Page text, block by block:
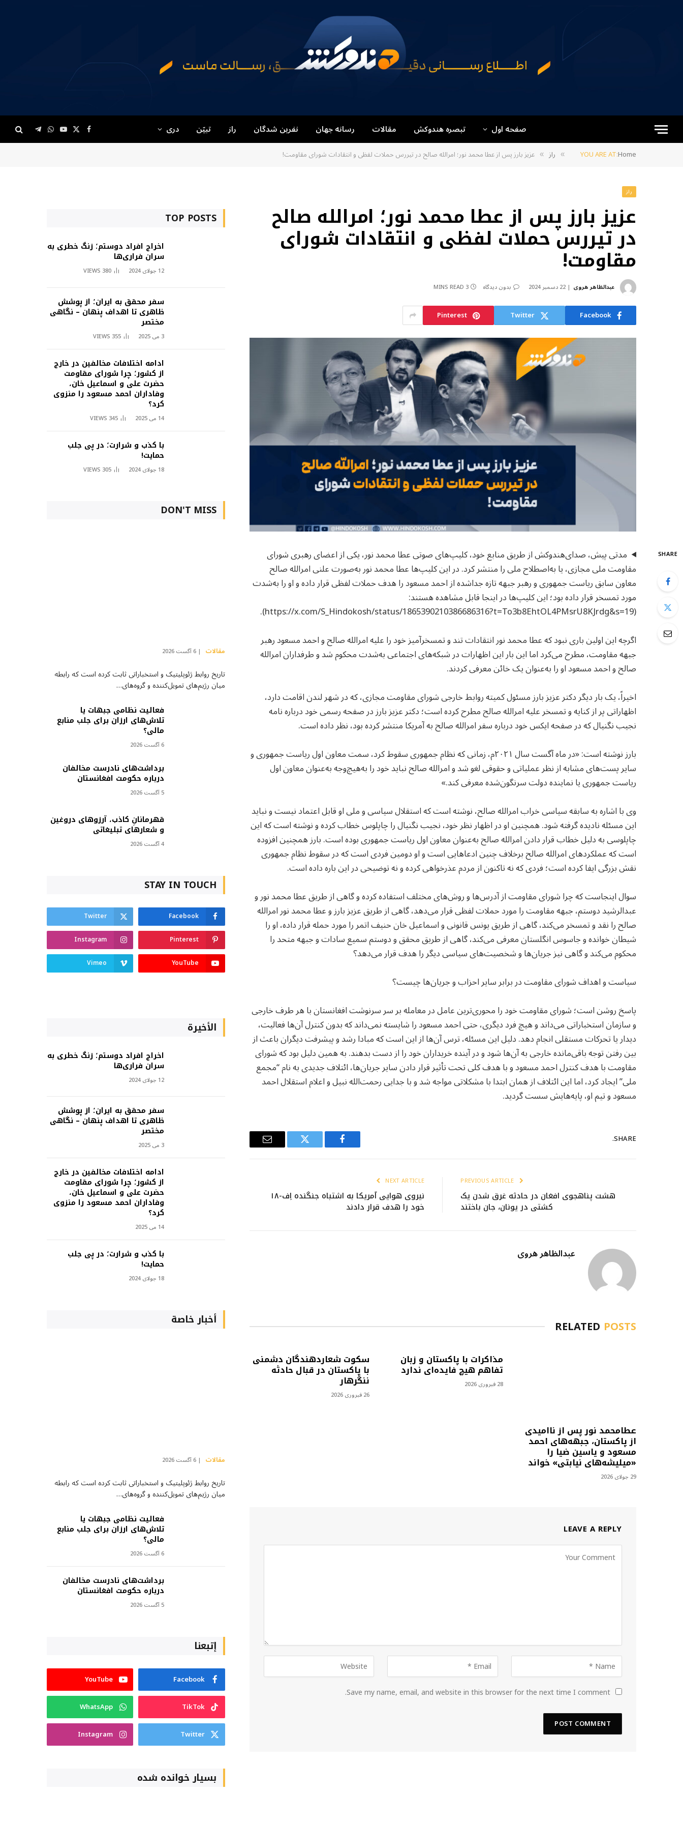
صفحه اول تبصره هندوکش مقالات رسانه جهان نفرین شدگان راز تبیّن دری Facebook
X
(Twitter)
YouTube
WhatsApp
Telegram
YOU ARE AT:Home
» راز » عزیز بارز پس از عطا محمد نور؛ امرالله صالح در تیررس حملات لفظی و انتقادات شورای مقاومت!
راز
عزیز بارز پس از عطا محمد نور؛ امرالله صالح
در تیررس حملات لفظی و انتقادات شورای
مقاومت!
عبدالظاهر هروی 22 دسمبر 2024 بدون دیدگاه 3 MINS READ
Facebook
Twitter
Pinterest
SHARE
مدتی پیش، صدای‌هندوکش از طریق منابع خود، کلیپ‌های صوتی عطا محمد نور، یکی از اعضای رهبری شورای
مقاومت ملی مجازی، یا به‌اصطلاح ملی را منتشر کرد. در این کلیپ‌ها عطا محمد نور به‌صورت علنی امرالله صالح
معاون سابق ریاست جمهوری و رهبر جبهه تازه جداشده از احمد مسعود را هدف حملات لفظی قرار داده و او را به‌شدت
مورد تمسخر قرار داده بود؛ این کلیپ‌ها در اینجا قابل مشاهده هستند:
(https://x.com/S_Hindokosh/status/1865390210386686316?t=To3b8EhtOL4PMsrU8KJrdg&s=19).
اگرچه این اولین باری نبود که عطا محمد نور انتقادات تند و تمسخرآمیز خود را علیه امرالله صالح و احمد مسعود رهبر
جبهه مقاومت، مطرح می‌کرد اما این بار این اظهارات در شبکه‌های اجتماعی به‌شدت محکوم شد و طرفداران امرالله
صالح و احمد مسعود او را به‌عنوان یک خائن معرفی کردند.
اخیراً، یک بار دیگر دکتر عزیز بارز مسئول کمیته روابط خارجی شورای مقاومت مجازی، که در شهر لندن اقامت دارد،
اظهاراتی پر از کنایه و تمسخر علیه امرالله صالح مطرح کرده است؛ دکتر عزیز بارز در صفحه رسمی خود درباره نامه
نجیب نگنیال که در صفحه ایکس خود درباره سفر امرالله صالح به آمریکا منتشر کرده بود، نظر داده است.
بارز نوشته است: «در ماه آگست سال ۲۰۲۱م، زمانی که نظام جمهوری سقوط کرد، سمت معاون اول ریاست جمهوری و
سایر پست‌های مشابه از نظر عملیاتی و حقوقی لغو شد و امرالله صالح نباید خود را به‌هیچ‌وجه به‌عنوان معاون اول
ریاست جمهوری یا نماینده دولت سرنگون‌شده معرفی کند.»
وی با اشاره به سابقه سیاسی خراب امرالله صالح، نوشته است که استقلال سیاسی و ملی او قابل اعتماد نیست و نباید
این مسئله نادیده گرفته شود. همچنین او در اظهار نظر خود، نجیب نگنیال را چاپلوس خطاب کرده و نوشته است که این
چاپلوسی به دلیل خطاب قرار دادن امرالله صالح به‌عنوان معاون اول ریاست جمهوری بوده است. بارز همچنین افزوده
است که عملکردهای امرالله صالح برخلاف چنین ادعاهایی است و او دومین فردی است که در سقوط نظام جمهوری
نقش بزرگی ایفا کرده است؛ فردی که نه تاکنون از مردم عذرخواهی کرده و نه توضیحی در این باره داده است.
سوال اینجاست که چرا شورای مقاومت از آدرس‌ها و روش‌های مختلف استفاده کرده و گاهی از طریق عطا محمد نور و
عبدالرشید دوستم، جبهه مقاومت را مورد حملات لفظی قرار می‌دهد، گاهی از طریق عزیز بارز و عطا محمد نور امرالله
صالح را نقد و تمسخر می‌کند، گاهی از طریق یونس قانونی و اسماعیل خان حنیف اتمر را مورد حمله قرار داده، او را
شیطان خوانده و جاسوس انگلستان معرفی می‌کند، گاهی از طریق محقق و دوستم سمیع سادات و جبهه متحد را
محکوم می‌کند و گاهی نیز جریان‌ها و شخصیت‌های سیاسی دیگر را هدف قرار می‌دهد؟
سیاست و اهداف شورای مقاومت در برابر سایر احزاب و جریان‌ها چیست؟
پاسخ روشن است؛ شورای مقاومت خود را محوری‌ترین عامل در معامله بر سر سرنوشت افغانستان با هر طرف خارجی
و سازمان استخباراتی می‌داند و هیچ فرد دیگری، حتی احمد مسعود را شایسته نمی‌داند که بدون کنترل آن‌ها فعالیت،
دیدار یا تحرکات مستقلی انجام دهد. دلیل این مسئله، ترس آن‌ها از این است که مبادا رشد و پیشرفت دیگران باعث از
بین رفتن توجه باقی‌مانده خارجی به آن‌ها شود و در آینده خریداران خود را از دست بدهند. به همین دلیل بود که شورای
مقاومت با هدف کنترل احمد مسعود و با هدف کلی تحت تأثیر قرار دادن سایر جریان‌ها، ائتلاف جدیدی به نام “مجمع
ملی” ایجاد کرد، اما این ائتلاف از همان ابتدا با مشکلاتی مواجه شد و با جدایی رحمت‌الله نبیل و اعلام استقلال احمد
مسعود و تیم او، پایه‌هایش سست گردید.
SHARE.
Facebook
Twitter
Email
هشت پناهجوی افغان در حادثه غرق شدن یک
کشتی در یونان، جان باختند
NEXT ARTICLE
نیروی هوایی آمریکا به اشتباه جنگنده اِف-۱۸
خود را هدف قرار دادند
عبدالظاهر هروی
RELATED POSTS
عطامحمد نور پس از ناامیدی
از پاکستان، جبهه‌های احمد
مسعود و یاسین ضیا را
«میلیشه‌های نیابتی» خواند
29 جولای 2026
مذاکرات با پاکستان و زبان
تفاهم هیچ فایده‌ای ندارد
28 فبروری 2026
سکوت شعاردهندگان دشمنی
با پاکستان در قبال حادثه
ننگرهار
26 فبروری 2026
LEAVE A REPLY
Save my name, email, and website in this browser for the next time I comment.
TOP POSTS
اخراج افراد دوستم؛ زنگ خطری به
سران فراری‌ها
12 جولای 2024 380
VIEWS
سفر محقق به ایران؛ از پوشش
ظاهری تا اهداف پنهان – نگاهی
مختصر
3 می 2025 355
VIEWS
ادامه اختلافات مخالفین در خارج
از کشور؛ چرا شورای مقاومت
حضرت علی و اسماعیل خان،
وفاداران احمد مسعود را منزوی
کرد؟
14 می 2025 345
VIEWS
با کذب و شرارت؛ در پی جلب
حمایت!
18 جولای 2024 305
VIEWS
DON'T MISS
مقالات 6 آگست 2026
تاریخ روابط ژئوپلیتیک و استخباراتی ثابت کرده است که رابطه
میان رژیم‌های تمویل‌کننده و گروه‌های…
فعالیت نظامی جبهات یا
تلاش‌های ارزان برای جلب منابع
مالی؟
6 آگست 2026
برداشت‌های نادرست مخالفان
درباره حکومت افغانستان
5 آگست 2026
قهرمانانِ کاذب، آرزوهای دروغین
و شعارهای تبلیغاتی
4 آگست 2026
STAY IN TOUCH
Facebook
Twitter
Pinterest
Instagram
YouTube
Vimeo
الأخيرة
اخراج افراد دوستم؛ زنگ خطری به
سران فراری‌ها
12 جولای 2024
سفر محقق به ایران؛ از پوشش
ظاهری تا اهداف پنهان – نگاهی
مختصر
3 می 2025
ادامه اختلافات مخالفین در خارج
از کشور؛ چرا شورای مقاومت
حضرت علی و اسماعیل خان،
وفاداران احمد مسعود را منزوی
کرد؟
14 می 2025
با کذب و شرارت؛ در پی جلب
حمایت!
18 جولای 2024
أخبار خاصة
مقالات 6 آگست 2026
تاریخ روابط ژئوپلیتیک و استخباراتی ثابت کرده است که رابطه
میان رژیم‌های تمویل‌کننده و گروه‌های…
فعالیت نظامی جبهات یا
تلاش‌های ارزان برای جلب منابع
مالی؟
6 آگست 2026
برداشت‌های نادرست مخالفان
درباره حکومت افغانستان
5 آگست 2026
إتبعنا
Facebook
YouTube
TikTok
WhatsApp
Twitter
Instagram
بسیار خوانده شده